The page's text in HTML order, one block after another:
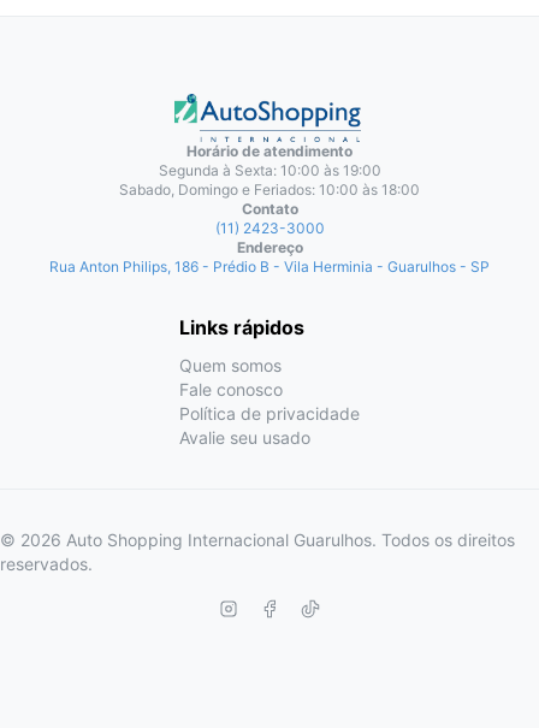
Horário de atendimento
Segunda à Sexta: 10:00 às 19:00
Sabado, Domingo e Feriados: 10:00 às 18:00
Contato
(11) 2423-3000
Endereço
Rua Anton Philips, 186 - Prédio B - Vila Herminia - Guarulhos - SP
Links rápidos
Quem somos
Fale conosco
Política de privacidade
Avalie seu usado
© 2026 Auto Shopping Internacional Guarulhos. Todos os direitos
reservados.